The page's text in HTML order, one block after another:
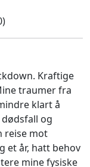
Kraftige
traumer fra
klart å
og
reise mot
et år, hatt behov
mine fysiske